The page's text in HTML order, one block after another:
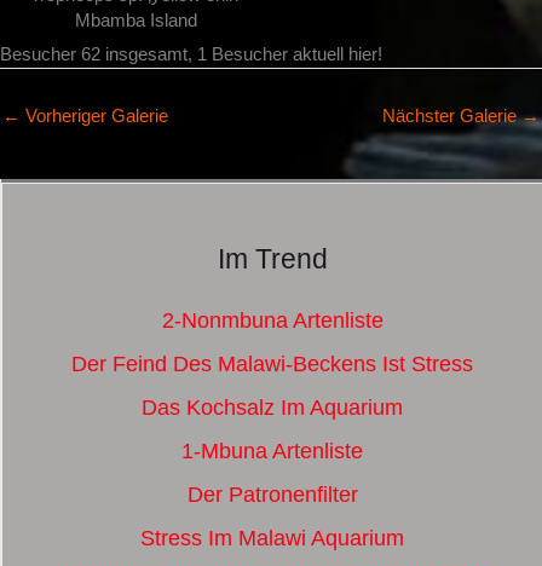
Mbamba Island
Besucher 62 insgesamt, 1 Besucher aktuell hier!
← Vorheriger Galerie Nächster Galerie→
Im Trend
2-Nonmbuna Artenliste
Der Feind Des Malawi-Beckens Ist Stress
Das Kochsalz Im Aquarium
1-Mbuna Artenliste
Der Patronenfilter
Stress Im Malawi Aquarium